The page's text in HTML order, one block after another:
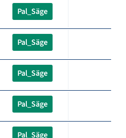
Pal_Säge
Pal_Säge
Pal_Säge
Pal_Säge
Pal_Säge